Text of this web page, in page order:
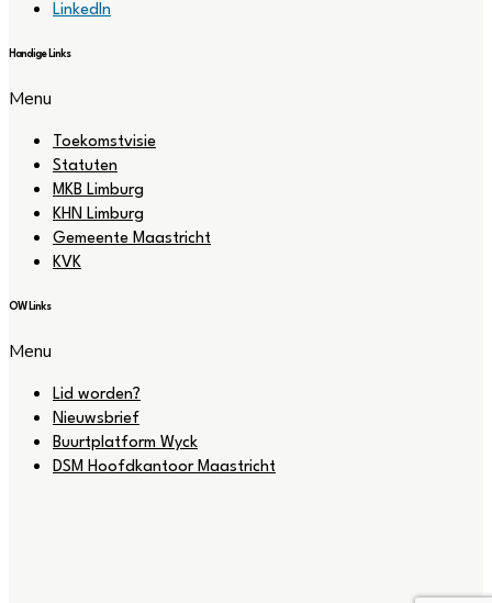
LinkedIn
Handige Links
Menu
Toekomstvisie
Statuten
MKB Limburg
KHN Limburg
Gemeente Maastricht
KVK
OW Links
Menu
Lid worden?
Nieuwsbrief
Buurtplatform Wyck
DSM Hoofdkantoor Maastricht